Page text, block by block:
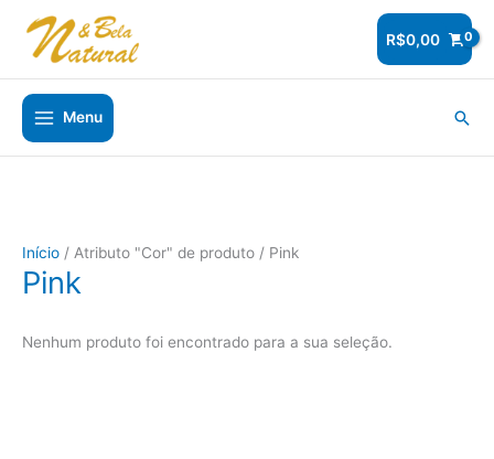
para
conteúdo
R$0,00
Menu
Início / Atributo "Cor" de produto / Pink
Pink
Nenhum produto foi encontrado para a sua seleção.